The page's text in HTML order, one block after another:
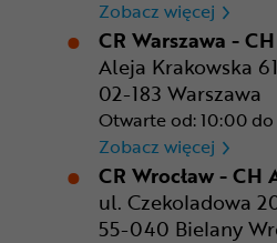
Zobacz więcej CR
CR Warszawa -
Aleja Krakowska
02-183 Warszawa
Otwarte od: 10:00 do
Zobacz więcej CR
CR Wrocław - CH
ul. Czekoladowa
55-040 Bielany